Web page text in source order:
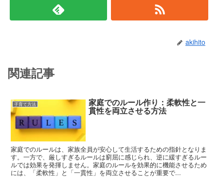
akihito
関連記事
子育て方法 家庭でのルール作り：柔軟性と一
貫性を両立させる方法
家庭でのルールは、家族全員が安心して生活するための指針となりま
す。一方で、厳しすぎるルールは窮屈に感じられ、逆に緩すぎるルー
ルでは効果を発揮しません。家庭のルールを効果的に機能させるため
には、「柔軟性」と「一貫性」を両立させることが重要で...